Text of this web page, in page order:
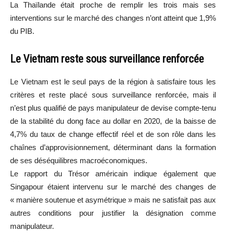
La Thaïlande était proche de remplir les trois mais ses
interventions sur le marché des changes n’ont atteint que 1,9%
du PIB.
Le Vietnam reste sous surveillance renforcée
Le Vietnam est le seul pays de la région à satisfaire tous les
critères et reste placé sous surveillance renforcée, mais il
n’est plus qualifié de pays manipulateur de devise compte-tenu
de la stabilité du dong face au dollar en 2020, de la baisse de
4,7% du taux de change effectif réel et de son rôle dans les
chaînes d’approvisionnement, déterminant dans la formation
de ses déséquilibres macroéconomiques.
Le rapport du Trésor américain indique également que
Singapour étaient intervenu sur le marché des changes de
« manière soutenue et asymétrique » mais ne satisfait pas aux
autres conditions pour justifier la désignation comme
manipulateur.